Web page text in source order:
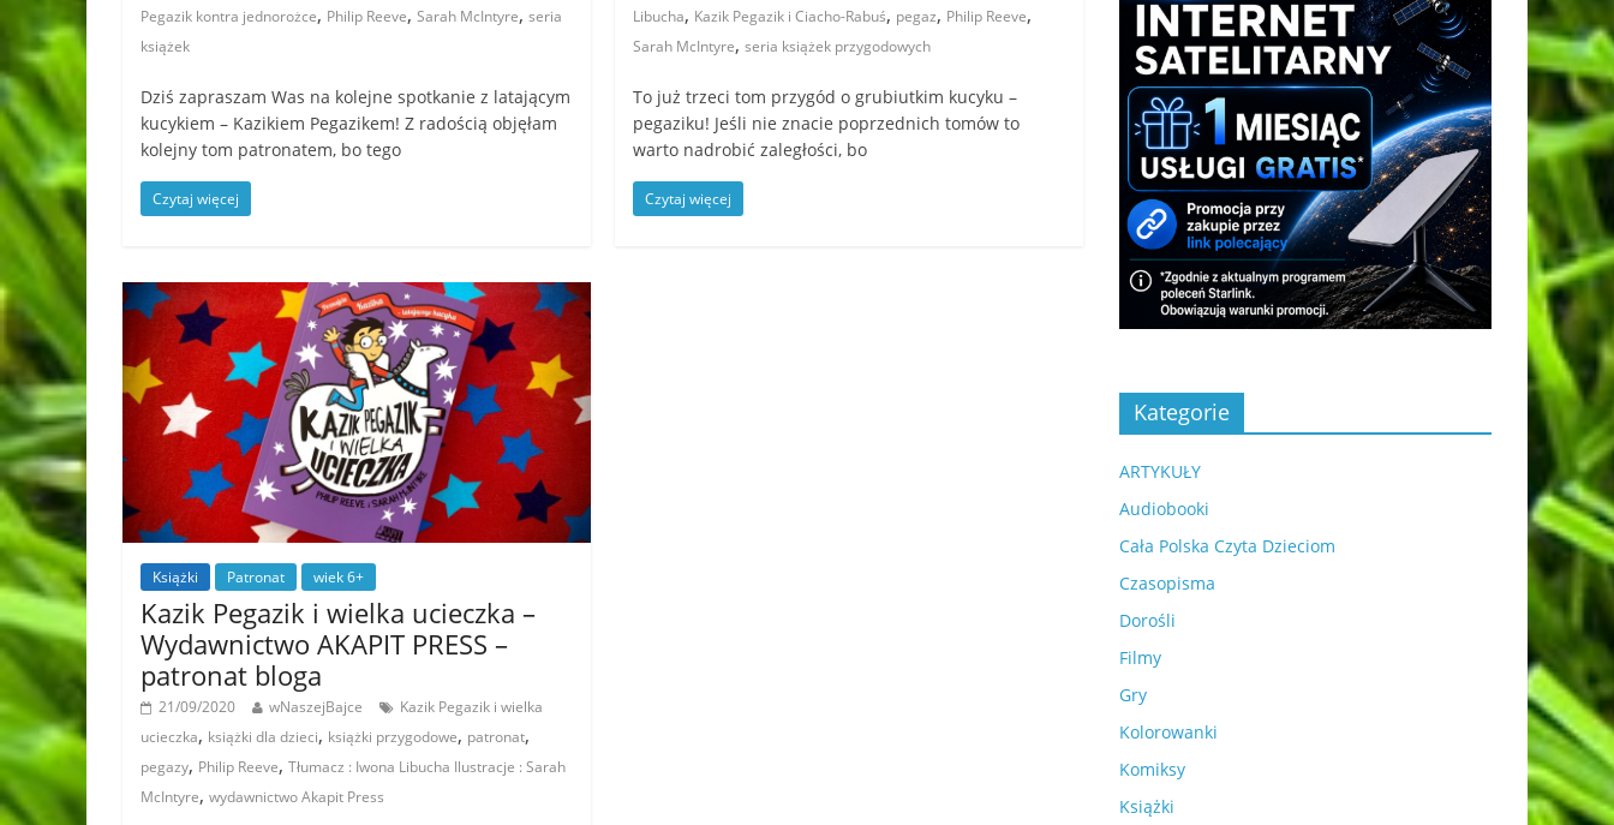
Pegazik kontra jednorożce, Philip Reeve, Sarah McIntyre, seria
książek
Dziś zapraszam Was na kolejne spotkanie z latającym
kucykiem – Kazikiem Pegazikem! Z radością objęłam
kolejny tom patronatem, bo tego
Czytaj więcej
Libucha, Kazik Pegazik i Ciacho-Rabuś, pegaz, Philip Reeve,
Sarah McIntyre,seria książek przygodowych
To już trzeci tom przygód o grubiutkim kucyku –
pegaziku! Jeśli nie znacie poprzednich tomów to
warto nadrobić zaległości, bo
Czytaj więcej
Książki Patronat wiek 6+
Kazik Pegazik i wielka ucieczka –
Wydawnictwo AKAPIT PRESS –
patronat bloga
21/09/2020 wNaszejBajce
Kazik Pegazik i wielka
ucieczka, książki dla dzieci, książki przygodowe, patronat,
pegazy, Philip Reeve, Tłumacz : Iwona Libucha Ilustracje : Sarah
McIntyre, wydawnictwo Akapit Press
Kategorie
ARTYKUŁY
Audiobooki
Cała Polska Czyta Dzieciom
Czasopisma
Dorośli
Filmy
Gry
Kolorowanki
Komiksy
Książki